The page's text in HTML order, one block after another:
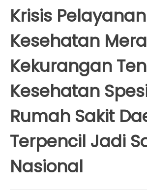
Krisis Pelayanan
Kesehatan
Kekurangan
Kesehatan
Rumah Sakit
Terpencil Jadi
Nasional